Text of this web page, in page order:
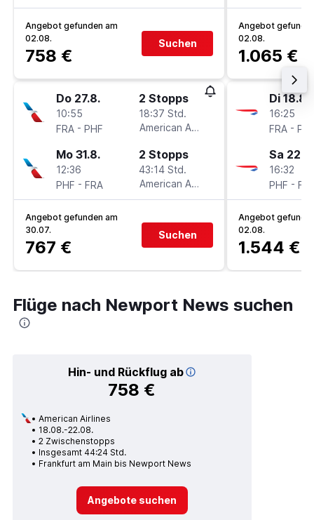
Angebot gefunden am
02.08.
758 €
Suchen
Do 27.8.
10:55
FRA - PHF
2 Stopps
18:37 Std.
American Airlines
Mo 31.8.
12:36
PHF - FRA
2 Stopps
43:14 Std.
American Airlines
Angebot gefunden am
30.07.
767 €
Suchen
Angebot
02.08.
1.065 €
Di 18.8.
16:25
FRA -
Sa 22.8.
16:32
PHF -
Angebot
02.08.
1.544 €
Flüge nach Newport News suchen
Hin- und Rückflug ab
758 €
American Airlines
18.08.-22.08.
2 Zwischenstopps
Insgesamt 44:24 Std.
Frankfurt am Main bis Newport News
Angebote suchen